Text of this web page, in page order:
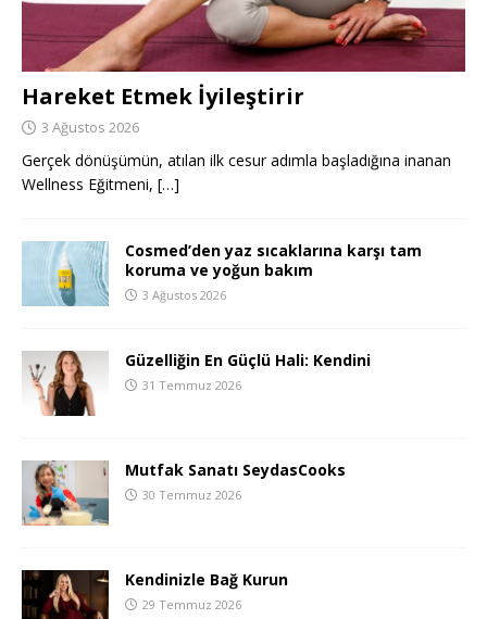
Hareket Etmek İyileştirir
3 Ağustos 2026
Gerçek dönüşümün, atılan ilk cesur adımla başladığına inanan
Wellness Eğitmeni, […]
Cosmed’den yaz sıcaklarına karşı tam
koruma ve yoğun bakım
3 Ağustos 2026
Güzelliğin En Güçlü Hali: Kendini
31 Temmuz 2026
Mutfak Sanatı SeydasCooks
30 Temmuz 2026
Kendinizle Bağ Kurun
29 Temmuz 2026